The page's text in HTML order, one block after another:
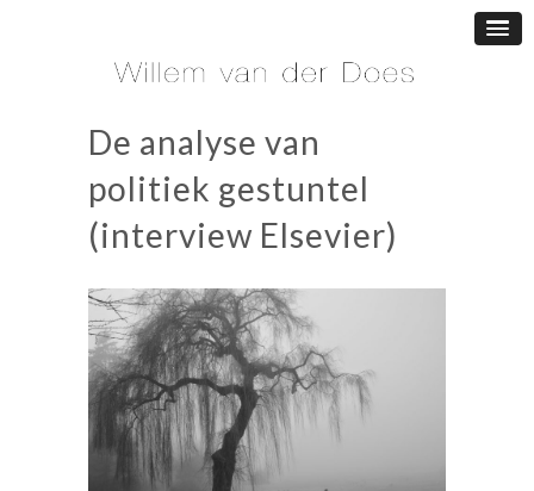
De analyse van
politiek gestuntel
(interview Elsevier)